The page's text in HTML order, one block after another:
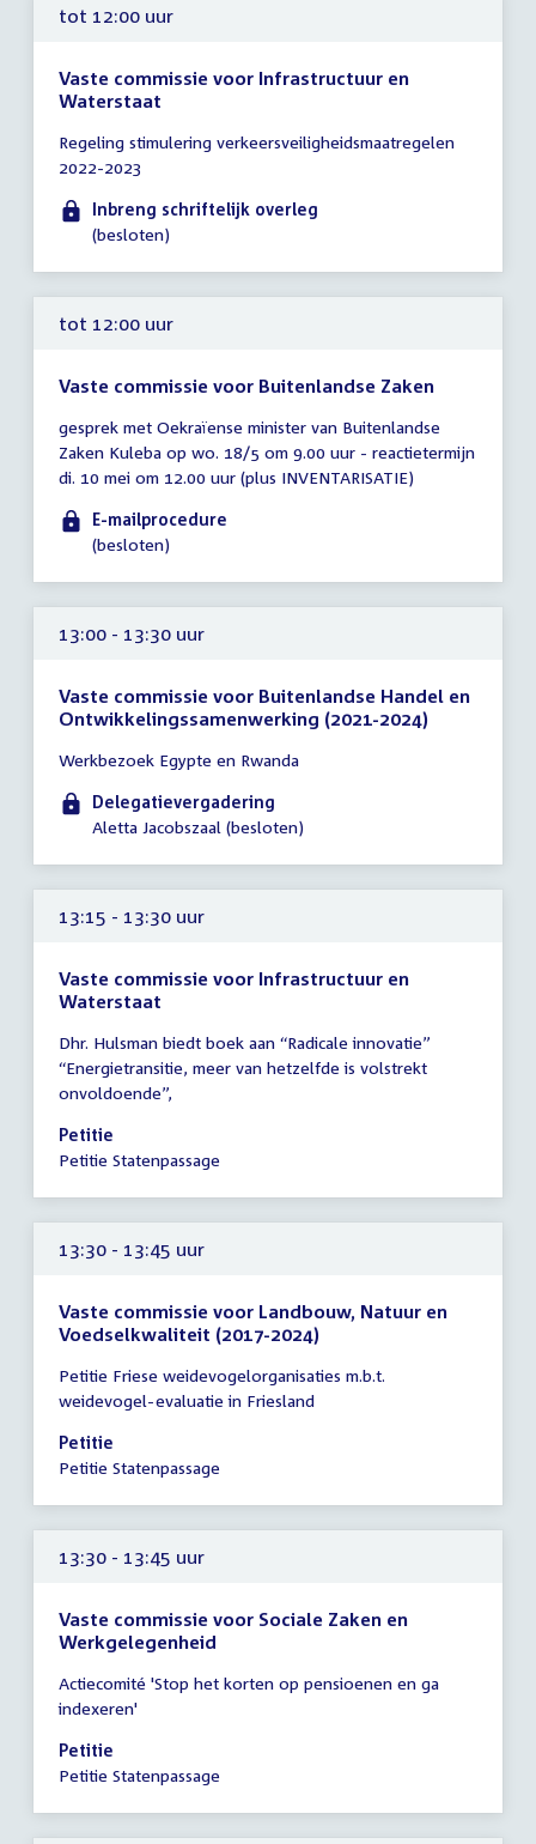
tot 12:00 uur
Vaste commissie voor Infrastructuur en
Waterstaat
vergadering
tot
12:00
uur
Regeling stimulering verkeersveiligheidsmaatregelen
2022-2023
Inbreng schriftelijk overleg
(besloten)
tot 12:00 uur
Vaste commissie voor Buitenlandse Zaken
vergadering
tot
12:00
uur
gesprek met Oekraïense minister van Buitenlandse
Zaken Kuleba op wo. 18/5 om 9.00 uur - reactietermijn
di. 10 mei om 12.00 uur (plus INVENTARISATIE)
E-mailprocedure
(besloten)
13:00 - 13:30 uur
Vaste commissie voor Buitenlandse Handel en
Ontwikkelingssamenwerking (2021-2024)
vergadering
13:00
-
uur
Werkbezoek Egypte en Rwanda
Delegatievergadering
Aletta Jacobszaal (besloten)
13:15 - 13:30 uur
Vaste commissie voor Infrastructuur en
Waterstaat
vergadering
13:15
-
13:30
uur
Dhr. Hulsman biedt boek aan “Radicale innovatie”
“Energietransitie, meer van hetzelfde is volstrekt
onvoldoende”,
Petitie
Petitie Statenpassage
13:30 - 13:45 uur
Vaste commissie voor Landbouw, Natuur en
Voedselkwaliteit (2017-2024)
vergadering
13:30
-
13:45
Petitie Friese weidevogelorganisaties m.b.t.
weidevogel-evaluatie in Friesland
Petitie
Petitie Statenpassage
13:30 - 13:45 uur
Vaste commissie voor Sociale Zaken en
Werkgelegenheid
vergadering
13:30
-
13:45
Actiecomité 'Stop het korten op pensioenen en ga
indexeren'
Petitie
Petitie Statenpassage